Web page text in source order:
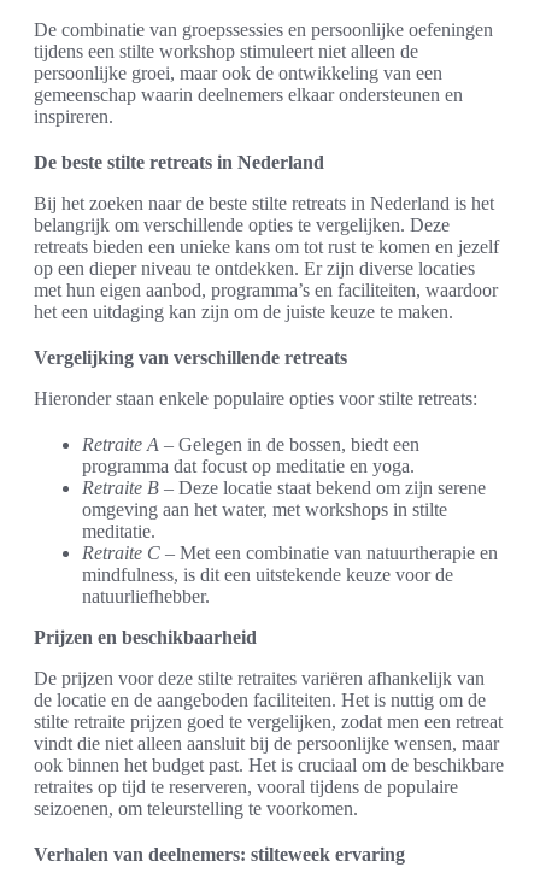
De combinatie van groepssessies en persoonlijke oefeningen
tijdens een stilte workshop stimuleert niet alleen de
persoonlijke groei, maar ook de ontwikkeling van een
gemeenschap waarin deelnemers elkaar ondersteunen en
inspireren.
De beste stilte retreats in Nederland
Bij het zoeken naar de beste stilte retreats in Nederland is het
belangrijk om verschillende opties te vergelijken. Deze
retreats bieden een unieke kans om tot rust te komen en jezelf
op een dieper niveau te ontdekken. Er zijn diverse locaties
met hun eigen aanbod, programma’s en faciliteiten, waardoor
het een uitdaging kan zijn om de juiste keuze te maken.
Vergelijking van verschillende retreats
Hieronder staan enkele populaire opties voor stilte retreats:
Retraite A – Gelegen in de bossen, biedt een
programma dat focust op meditatie en yoga.
Retraite B – Deze locatie staat bekend om zijn serene
omgeving aan het water, met workshops in stilte
meditatie.
Retraite C – Met een combinatie van natuurtherapie en
mindfulness, is dit een uitstekende keuze voor de
natuurliefhebber.
Prijzen en beschikbaarheid
De prijzen voor deze stilte retraites variëren afhankelijk van
de locatie en de aangeboden faciliteiten. Het is nuttig om de
stilte retraite prijzen goed te vergelijken, zodat men een retreat
vindt die niet alleen aansluit bij de persoonlijke wensen, maar
ook binnen het budget past. Het is cruciaal om de beschikbare
retraites op tijd te reserveren, vooral tijdens de populaire
seizoenen, om teleurstelling te voorkomen.
Verhalen van deelnemers: stilteweek ervaring